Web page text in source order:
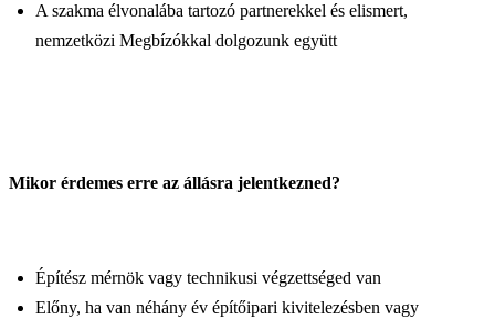
A szakma élvonalába tartozó partnerekkel és elismert,
nemzetközi Megbízókkal dolgozunk együtt
Mikor érdemes erre az állásra jelentkezned?
Építész mérnök vagy technikusi végzettséged van
Előny, ha van néhány év építőipari kivitelezésben vagy